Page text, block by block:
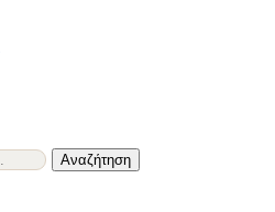
Αναζήτηση